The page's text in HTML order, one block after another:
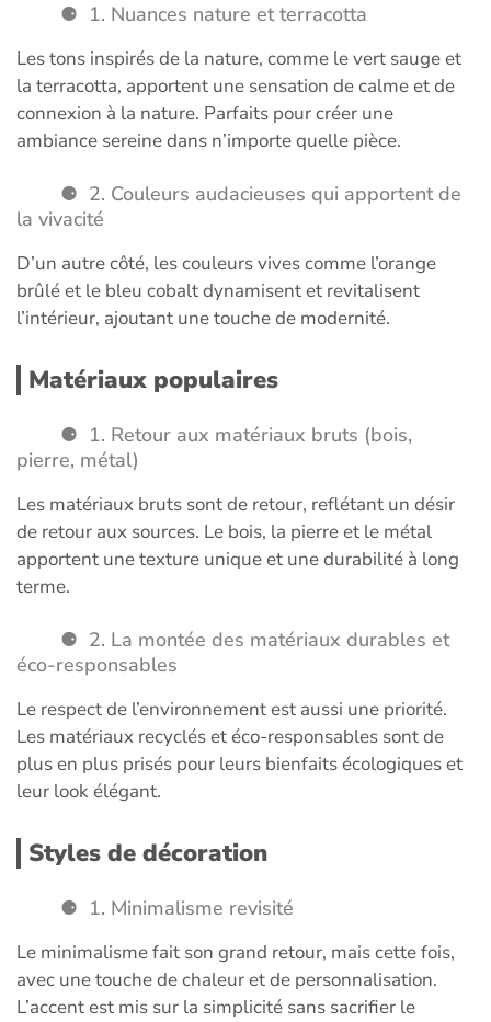
1. Nuances nature et terracotta
Les tons inspirés de la nature, comme le vert sauge et
la terracotta, apportent une sensation de calme et de
connexion à la nature. Parfaits pour créer une
ambiance sereine dans n’importe quelle pièce.
2. Couleurs audacieuses qui apportent de
la vivacité
D’un autre côté, les couleurs vives comme l’orange
brûlé et le bleu cobalt dynamisent et revitalisent
l’intérieur, ajoutant une touche de modernité.
Matériaux populaires
1. Retour aux matériaux bruts (bois,
pierre, métal)
Les matériaux bruts sont de retour, reflétant un désir
de retour aux sources. Le bois, la pierre et le métal
apportent une texture unique et une durabilité à long
terme.
2. La montée des matériaux durables et
éco-responsables
Le respect de l’environnement est aussi une priorité.
Les matériaux recyclés et éco-responsables sont de
plus en plus prisés pour leurs bienfaits écologiques et
leur look élégant.
Styles de décoration
1. Minimalisme revisité
Le minimalisme fait son grand retour, mais cette fois,
avec une touche de chaleur et de personnalisation.
L’accent est mis sur la simplicité sans sacrifier le